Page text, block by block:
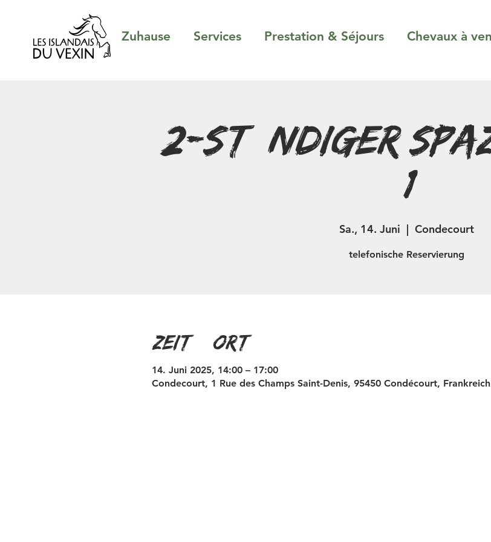
Zuhause Services Prestation & Séjours Chevaux à
2-stündiger
(1)
Sa., 14. Juni
  |
Condecourt
telefonische Reservierung
Zeit & Ort
14. Juni 2025, 14:00 – 17:00
Condecourt, 1 Rue des Champs Saint-Denis, 95450 Condécourt, Frankreich